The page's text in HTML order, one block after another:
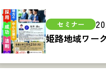
姫路地域ワー